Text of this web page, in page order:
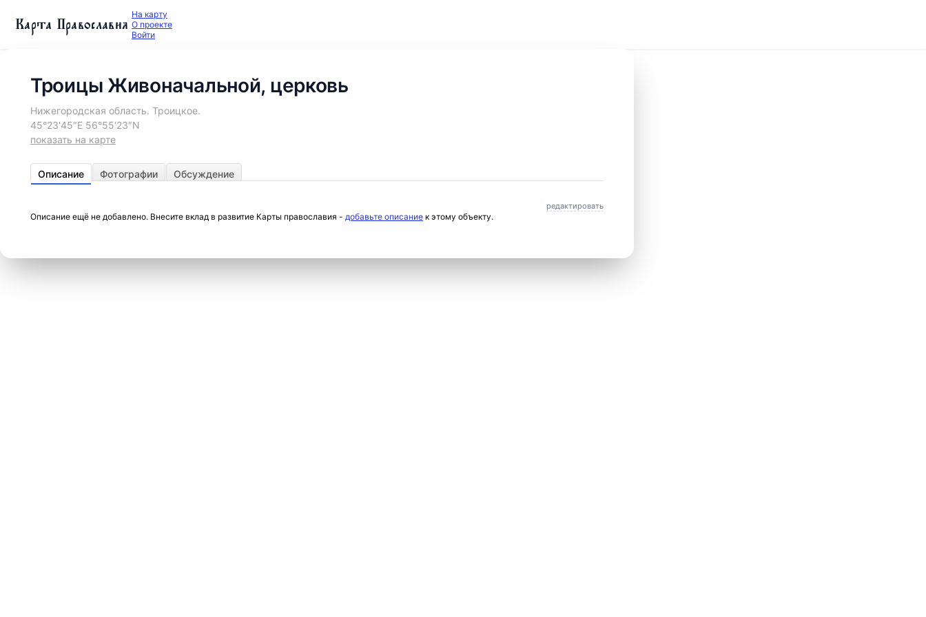
Карта Православия На карту
О проекте
Войти
Троицы Живоначальной, церковь
Нижегородская область. Троицкое.
45°23′45″E 56°55′23″N
показать на карте
Описание Фотографии Обсуждение
редактировать
Описание ещё не добавлено. Внесите вклад в развитие Карты православия - добавьте описание к этому объекту.